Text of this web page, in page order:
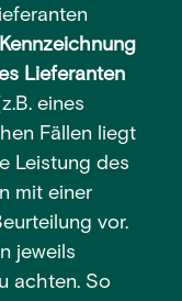
Lieferanten
eines
Fällen liegt
Leistung des
mit einer
vor.
jeweils
achten. So